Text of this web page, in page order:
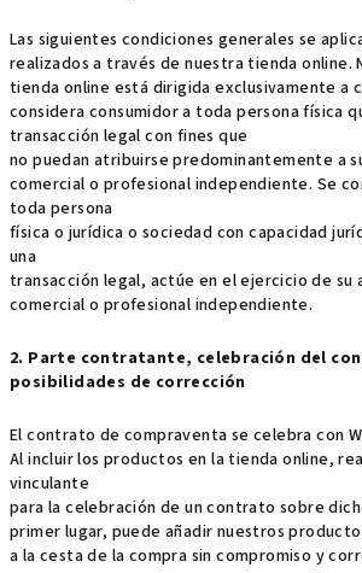
Las siguientes condiciones generales se
realizados a través de nuestra tienda online.
tienda online está dirigida exclusivamente a
considera consumidor a toda persona física
transacción legal con fines que
no puedan atribuirse predominantemente a
comercial o profesional independiente. Se
toda persona
física o jurídica o sociedad con capacidad
una
transacción legal, actúe en el ejercicio de su
comercial o profesional independiente.
2. Parte contratante, celebración del
posibilidades de corrección
El contrato de compraventa se celebra con
Al incluir los productos en la tienda online,
vinculante
para la celebración de un contrato sobre
primer lugar, puede añadir nuestros
a la cesta de la compra sin compromiso y